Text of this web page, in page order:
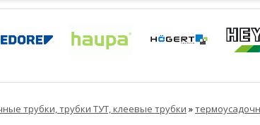
трубки, трубки ТУТ, клеевые трубки »